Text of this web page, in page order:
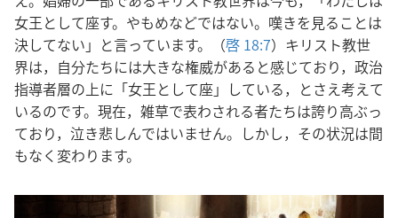
女王として座す。やもめなどではない。嘆きを見ることは
決してない」と言っています。（啓 18:7）キリスト教世
界は，自分たちには大きな権威があると感じており，政治
指導者層の上に「女王として座」している，とさえ考えて
いるのです。現在，雑草で表わされる者たちは誇り高ぶっ
ており，泣き悲しんではいません。しかし，その状況は間
もなく変わります。